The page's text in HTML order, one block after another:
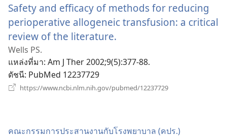
Safety and efficacy of methods for reducing
perioperative allogeneic transfusion: a critical
review of the literature.
ใหม่)
Wells PS.
แหล่งที่มา‎: Am J Ther 2002;9(5):377-88.
ดัชนี‎: PubMed 12237729
https://www.ncbi.nlm.nih.gov/pubmed/12237729
คณะ​กรรมการ​ประสาน​งาน​กับ​โรง​พยาบาล (คปร.)